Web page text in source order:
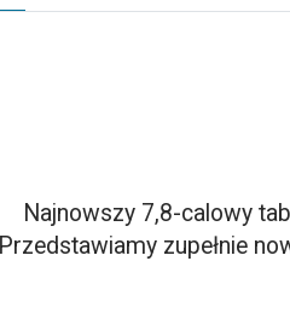
Najnowszy 7,8-calowy
Przedstawiamy zupełnie